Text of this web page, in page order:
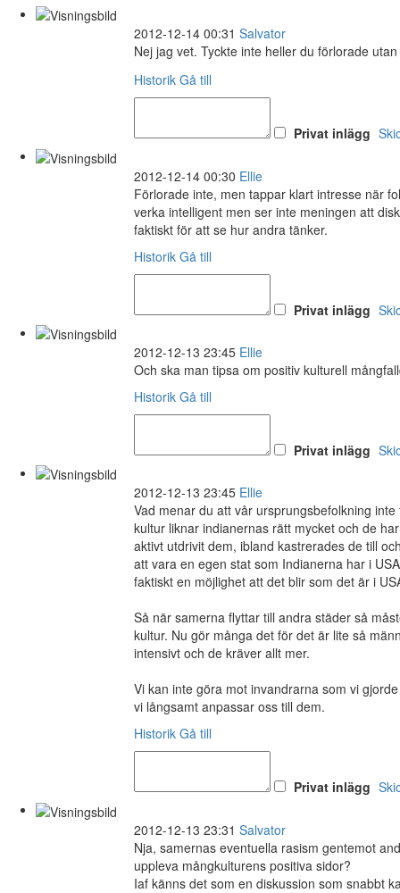
2012-12-14 00:31 Salvator
Nej jag vet. Tyckte inte heller du förlorade
Historik Gå till
Privat inlägg
2012-12-14 00:30 Ellie
Förlorade inte, men tappar klart intresse när
verka intelligent men ser inte meningen att
faktiskt för att se hur andra tänker.
Historik Gå till
Privat inlägg
2012-12-13 23:45 Ellie
Och ska man tipsa om positiv kulturell
Historik Gå till
Privat inlägg
2012-12-13 23:45 Ellie
Vad menar du att vår ursprungsbefolkning
kultur liknar indianernas rätt mycket och de
aktivt utdrivit dem, ibland kastrerades de till
att vara en egen stat som Indianerna har i
faktiskt en möjlighet att det blir som det är i
Så när samerna flyttar till andra städer så
kultur. Nu gör många det för det är lite så
intensivt och de kräver allt mer.
Vi kan inte göra mot invandrarna som vi
vi långsamt anpassar oss till dem.
Historik Gå till
Privat inlägg
2012-12-13 23:31 Salvator
Nja, samernas eventuella rasism gentemot
uppleva mångkulturens positiva sidor?
Iaf känns det som en diskussion som snabbt